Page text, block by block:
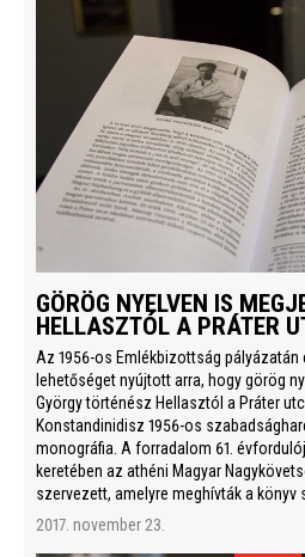
GÖRÖG NYELVEN IS
HELLASZTÓL A PRÁTER
Az 1956-os Emlékbizottság
lehetőséget nyújtott arra, hogy görög
György történész Hellasztól a Práter
Konstandinidisz 1956-os
monográfia. A forradalom 61.
keretében az athéni Magyar
szervezett, amelyre meghívták a könyv
2017. november 23.